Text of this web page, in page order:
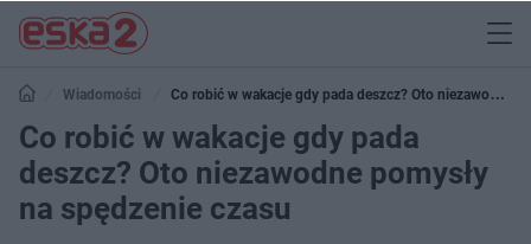
Wiadomości
Co robić w wakacje gdy pada deszcz? Oto niezawodne
pomysły na spędzenie czasu
Co robić w wakacje gdy pada
deszcz? Oto niezawodne pomysły
na spędzenie czasu